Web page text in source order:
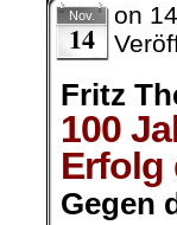
Nov.
14
on
Fritz
100
Erfolg
Gegen